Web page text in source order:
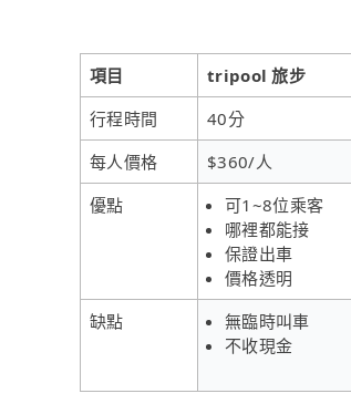
項目 tripool 旅步
行程時間
40分
每人價格
$360/人
優點
可1~8位乘客
哪裡都能接
保證出車
價格透明
缺點
無臨時叫車
不收現金